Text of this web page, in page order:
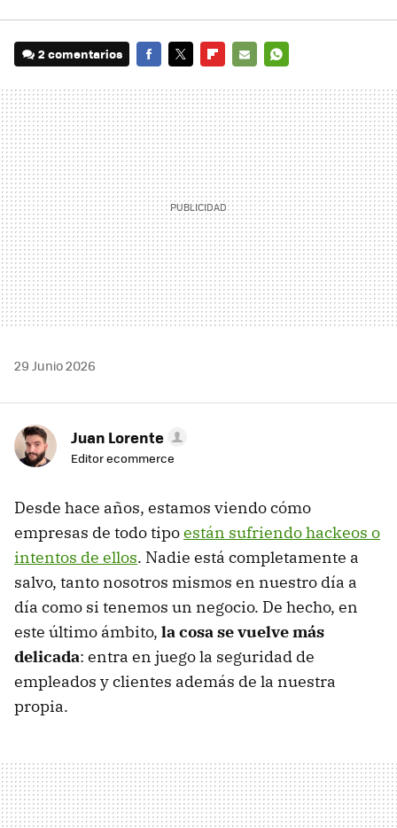
2 comentarios
MAIL
29 Junio 2026
Juan Lorente
Editor ecommerce
Desde hace años, estamos viendo cómo
empresas de todo tipoestán sufriendo hackeos o
intentos de ellos. Nadie está completamente a
salvo, tanto nosotros mismos en nuestro día a
día como si tenemos un negocio. De hecho, en
este último ámbito, la cosa se vuelve más
delicada: entra en juego la seguridad de
empleados y clientes además de la nuestra
propia.